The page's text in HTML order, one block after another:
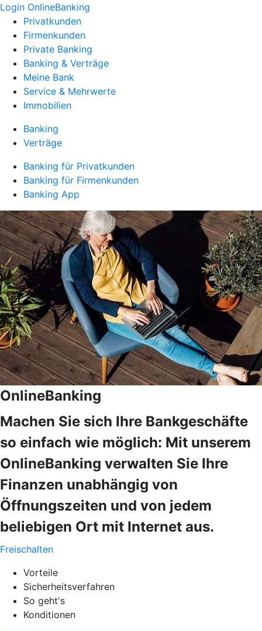
Login OnlineBanking
Privatkunden
Firmenkunden
Private Banking
Banking & Verträge
Meine Bank
Service & Mehrwerte
Immobilien
Banking
Verträge
Banking für Privatkunden
Banking für Firmenkunden
Banking App
OnlineBanking
Machen Sie sich Ihre Bankgeschäfte
so einfach wie möglich: Mit unserem
OnlineBanking verwalten Sie Ihre
Finanzen unabhängig von
Öffnungszeiten und von jedem
beliebigen Ort mit Internet aus.
Freischalten
Vorteile
Sicherheitsverfahren
So geht's
Konditionen